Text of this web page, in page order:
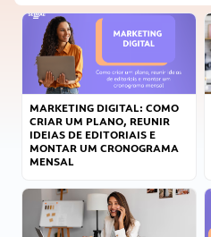
MARKETING DIGITAL: COMO
CRIAR UM PLANO, REUNIR
IDEIAS DE EDITORIAIS E
MONTAR UM CRONOGRAMA
MENSAL